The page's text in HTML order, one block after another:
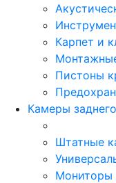
Карпет и
Пистоны
Камеры
Штатные
Мониторы